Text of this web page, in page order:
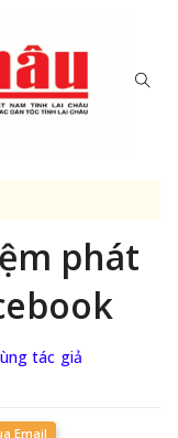
phát
tác giả
Email